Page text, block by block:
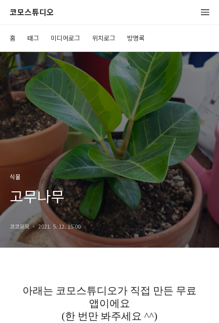
코모스튜디오
홈 태그 미디어로그 위치로그 방명록
식물
고무나무
코코모모 2021. 5. 12. 15:00
아래는 코모스튜디오가 직접 만든 무료
앱이에요
(한 번만 봐주세요 ^^)